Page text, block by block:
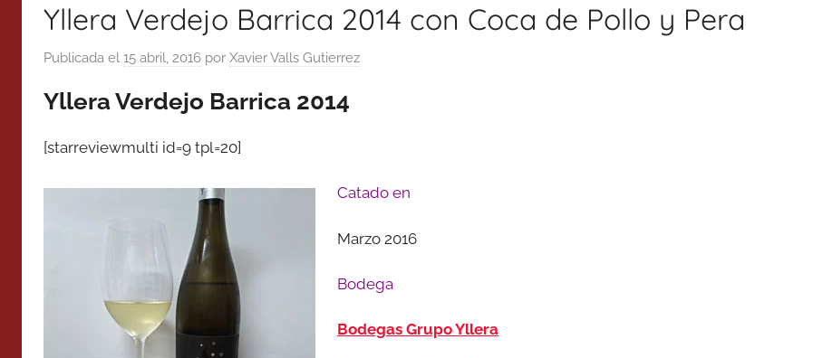
Yllera Verdejo Barrica 2014 con Coca de Pollo y Pera
Publicada el 15 abril, 2016 por Xavier Valls Gutierrez
Yllera Verdejo Barrica 2014
[starreviewmulti id=9 tpl=20]
Catado en
Marzo 2016
Bodega
Bodegas Grupo Yllera